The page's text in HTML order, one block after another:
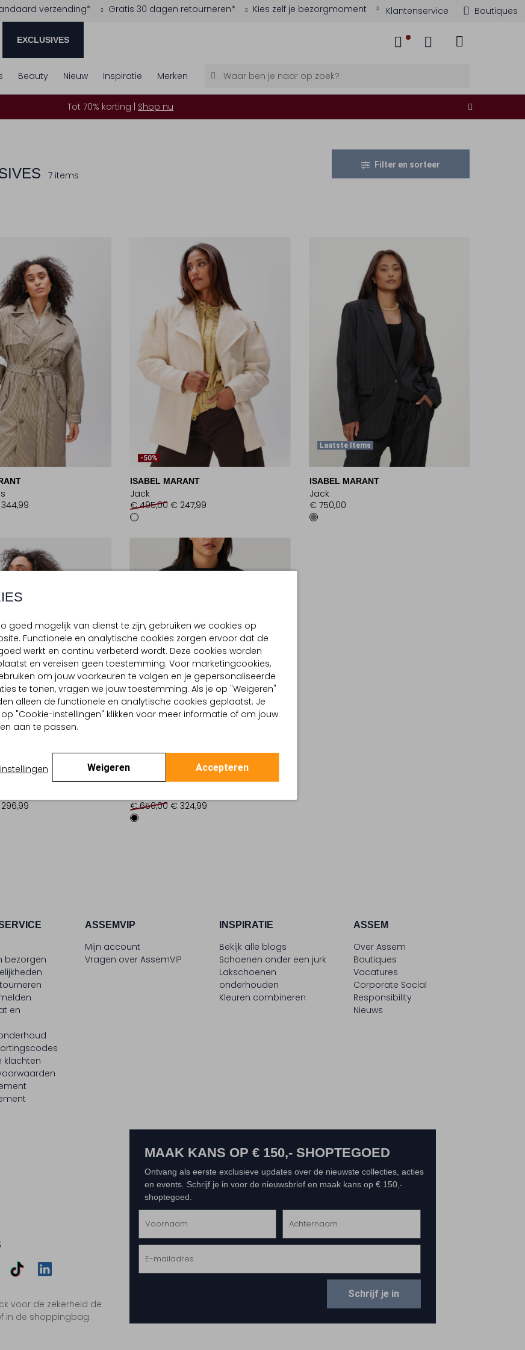
verzending* Gratis 30 dagen retourneren* Kies zelf je bezorgmoment Klantenservice Boutiques
EXCLUSIVES
goed mogelijk van dienst te zijn, gebruiken we cookies op
Functionele en analytische cookies zorgen ervoor dat de
werkt en continu verbeterd wordt. Deze cookies worden
en vereisen geen toestemming. Voor marketingcookies,
om jouw voorkeuren te volgen en je gepersonaliseerde
te tonen, vragen we jouw toestemming. Als je op "Weigeren"
alleen de functionele en analytische cookies geplaatst. Je
"Cookie-instellingen" klikken voor meer informatie of om jouw
aan te passen.
Weigeren Accepteren
Beauty Nieuw Inspiratie Merken
Tot 70% korting | Shop nu
7 items
Filter en sorteer
-50%
ISABEL MARANT
Jack
€ 495,00 € 247,99
Laatste Items
ISABEL MARANT
Jack
€ 750,00
ISABEL MARANT
€ 650,00 € 324,99
bezorgen
en
klachten
ASSEMVIP
Mijn account
Vragen over AssemVIP
INSPIRATIE
Bekijk alle blogs
Schoenen onder een jurk
Lakschoenen
onderhouden
Kleuren combineren
ASSEM
Over Assem
Boutiques
Vacatures
Corporate Social
Responsibility
Nieuws
TikTokLinkedIn
voor de zekerheid de
in de shoppingbag.
MAAK KANS OP € 150,- SHOPTEGOED
Ontvang als eerste exclusieve updates over de nieuwste collecties, acties
en events. Schrijf je in voor de nieuwsbrief en maak kans op € 150,-
shoptegoed.
Schrijf je in